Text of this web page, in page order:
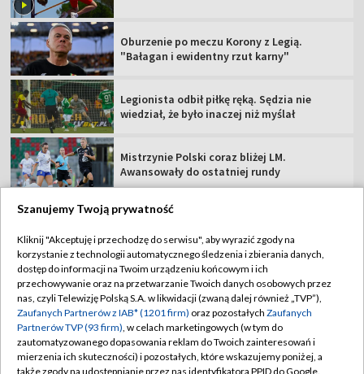
Oburzenie po meczu Korony z Legią.
"Bałagan i ewidentny rzut karny"
Legionista odbił piłkę ręką. Sędzia nie
wiedział, że było inaczej niż myślał
Mistrzynie Polski coraz bliżej LM.
Awansowały do ostatniej rundy
TVP
Abonament TVP
Sklep TVP
Biuro Reklamy
Oferta Handlowa
Regulamin TVP
Polityka prywatności
Moje zgody
Biuro reklamy
Szanujemy Twoją prywatność
Kliknij "Akceptuję i przechodzę do serwisu", aby wyrazić zgody na
korzystanie z technologii automatycznego śledzenia i zbierania danych,
dostęp do informacji na Twoim urządzeniu końcowym i ich
przechowywanie oraz na przetwarzanie Twoich danych osobowych przez
nas, czyli Telewizję Polską S.A. w likwidacji (zwaną dalej również „TVP”),
Zaufanych Partnerów z IAB* (1201 firm) oraz pozostałych Zaufanych
Partnerów TVP (93 firm), w celach marketingowych (w tym do
zautomatyzowanego dopasowania reklam do Twoich zainteresowań i
mierzenia ich skuteczności) i pozostałych, które wskazujemy poniżej, a
także zgody na udostępnianie przez nas identyfikatora PPID do Google.